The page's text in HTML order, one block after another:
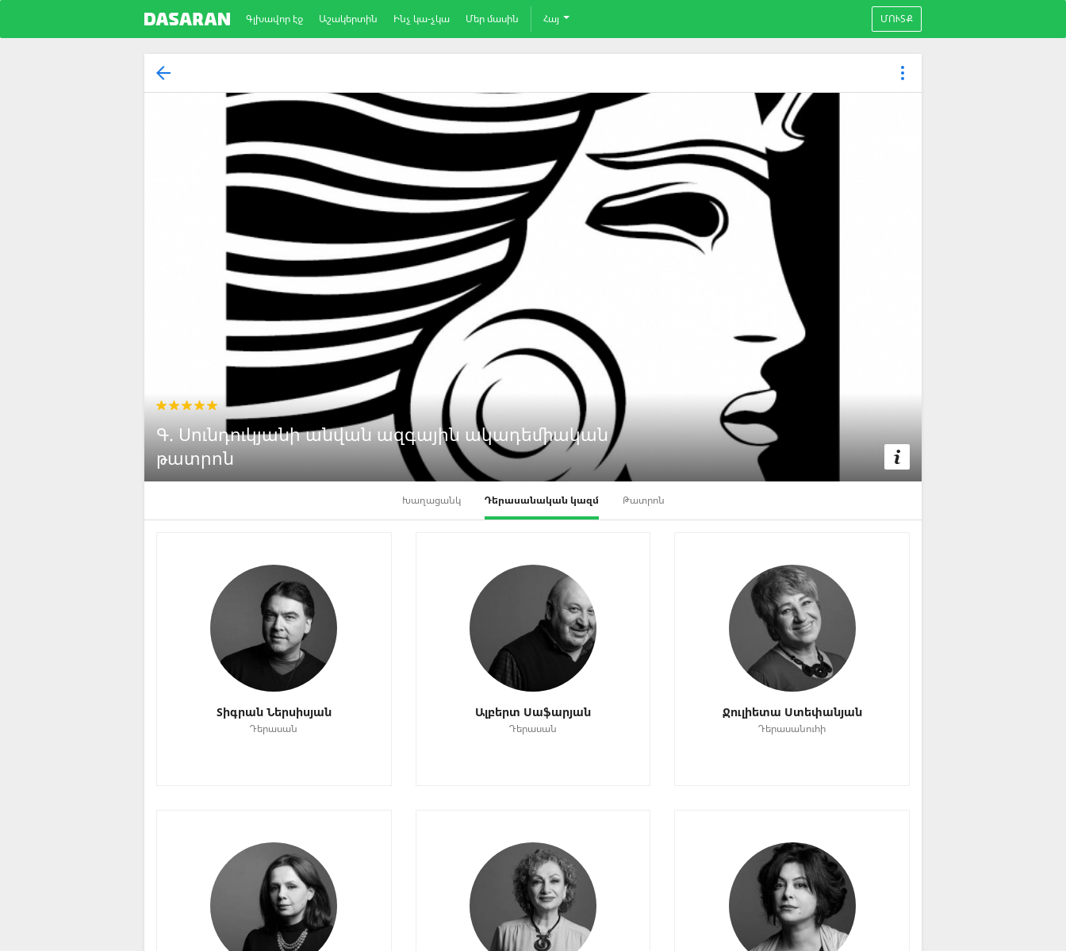
Գլխավոր էջ Աշակերտին Ինչ կա-չկա Մեր մասին Հայ ՄՈՒՏՔ
Գ. Սունդուկյանի անվան ազգային ակադեմիական
թատրոն
Խաղացանկ Դերասանական կազմ Թատրոն
Տիգրան Ներսիսյան
Դերասան
Ալբերտ Սաֆարյան
Դերասան
Ջուլիետա Ստեփանյան
Դերասանուհի